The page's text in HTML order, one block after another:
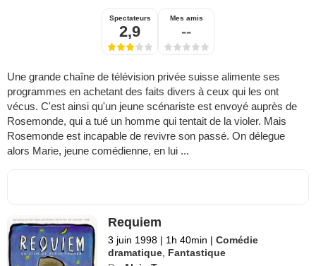
Spectateurs
2,9
Mes amis
--
Une grande chaîne de télévision privée suisse alimente ses
programmes en achetant des faits divers à ceux qui les ont
vécus. C'est ainsi qu'un jeune scénariste est envoyé auprès de
Rosemonde, qui a tué un homme qui tentait de la violer. Mais
Rosemonde est incapable de revivre son passé. On délegue
alors Marie, jeune comédienne, en lui ...
Requiem
3 juin 1998 | 1h 40min | Comédie
dramatique Fantastique